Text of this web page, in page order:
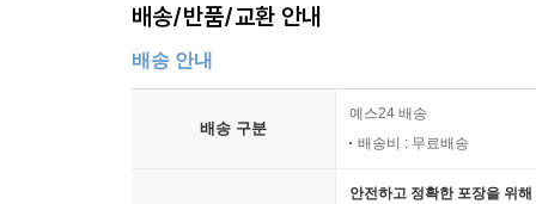
배송/반품/교환 안내
배송 안내
배송 구분
예스24 배송
배송비 : 무료배송
안전하고 정확한 포장을 위